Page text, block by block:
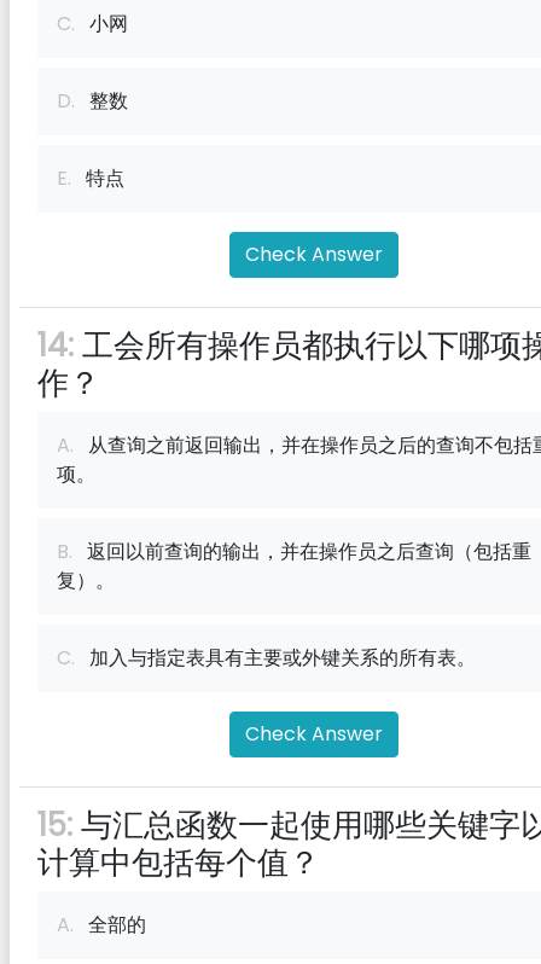
C. 小网
D. 整数
E. 特点
Check Answer
14:工会所有操作员都执行以下哪项
作？
A. 从查询之前返回输出，并在操作员之后的查询不包括
项。
B. 返回以前查询的输出，并在操作员之后查询（包括重
复）。
C. 加入与指定表具有主要或外键关系的所有表。
Check Answer
15:与汇总函数一起使用哪些关键字
计算中包括每个值？
A. 全部的